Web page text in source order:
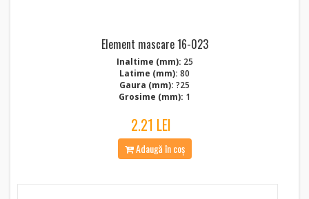
Element mascare 16-023
Inaltime (mm): 25
Latime (mm): 80
Gaura (mm): ?25
Grosime (mm): 1
2.21 LEI
Adaugă în coș